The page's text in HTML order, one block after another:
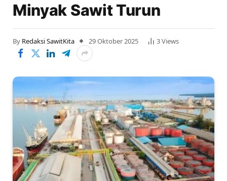
Minyak Sawit Turun
By Redaksi SawitKita 29 Oktober 2025 3Views